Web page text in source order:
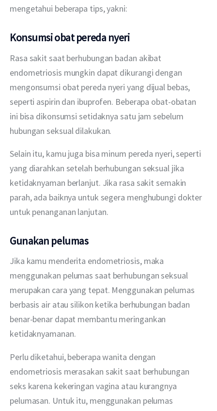
mengetahui beberapa tips, yakni:
Konsumsi obat pereda nyeri
Rasa sakit saat berhubungan badan akibat
endometriosis mungkin dapat dikurangi dengan
mengonsumsi obat pereda nyeri yang dijual bebas,
seperti aspirin dan ibuprofen. Beberapa obat-obatan
ini bisa dikonsumsi setidaknya satu jam sebelum
hubungan seksual dilakukan.
Selain itu, kamu juga bisa minum pereda nyeri, seperti
yang diarahkan setelah berhubungan seksual jika
ketidaknyaman berlanjut. Jika rasa sakit semakin
parah, ada baiknya untuk segera menghubungi dokter
untuk penanganan lanjutan.
Gunakan pelumas
Jika kamu menderita endometriosis, maka
menggunakan pelumas saat berhubungan seksual
merupakan cara yang tepat. Menggunakan pelumas
berbasis air atau silikon ketika berhubungan badan
benar-benar dapat membantu meringankan
ketidaknyamanan.
Perlu diketahui, beberapa wanita dengan
endometriosis merasakan sakit saat berhubungan
seks karena kekeringan vagina atau kurangnya
pelumasan. Untuk itu, menggunakan pelumas